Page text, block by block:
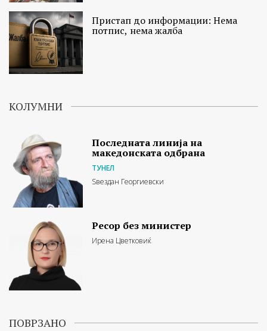
Пристап до информации: Нема
потпис, нема жалба
КОЛУМНИ
Последната линија на
македонската одбрана
ТУНЕЛ
Ѕвездан Георгиевски
Ресор без министер
Ирена Цветковиќ
ПОВРЗАНО